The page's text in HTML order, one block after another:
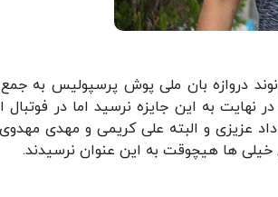
دروازه بان ملی پوش پرسپولیس به
نهایت به این جایزه نرسید اما در فوتبال
عزیزی و البته علی کریمی و مهدی
خیلی ها هیچوقت به این عنوان نرسیدند.